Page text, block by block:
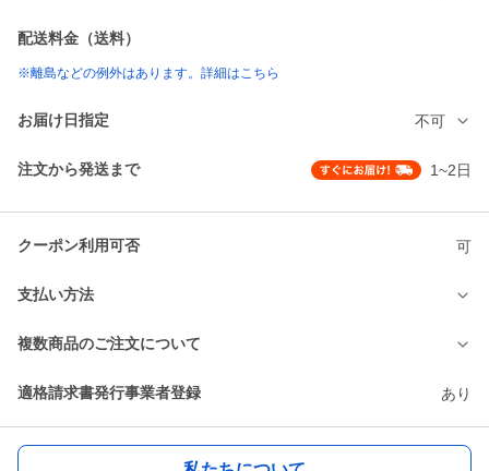
配送料金（送料）
※離島などの例外はあります。詳細はこちら
お届け日指定 不可
注文から発送まで 1~2日
クーポン利用可否 可
支払い方法
複数商品のご注文について
適格請求書発行事業者登録 あり